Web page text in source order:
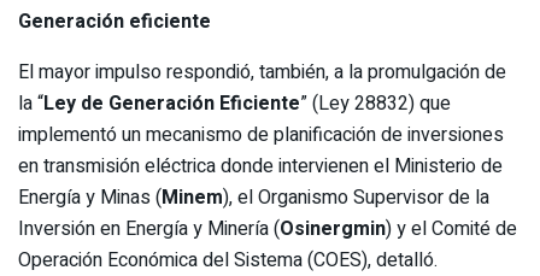
Generación eficiente
El mayor impulso respondió, también, a la promulgación de
la “Ley de Generación Eficiente” (Ley 28832) que
implementó un mecanismo de planificación de inversiones
en transmisión eléctrica donde intervienen el Ministerio de
Energía y Minas (Minem), el Organismo Supervisor de la
Inversión en Energía y Minería (Osinergmin) y el Comité de
Operación Económica del Sistema (COES), detalló.